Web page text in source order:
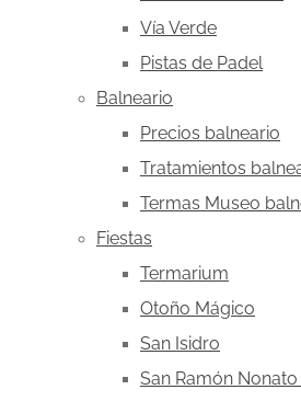
Vía Verde
Pistas de Padel
Balneario
Precios balneario
Tratamientos
Termas Museo
Fiestas
Termarium
Otoño Mágico
San Isidro
San Ramón